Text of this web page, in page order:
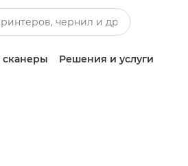
Решения и услуги